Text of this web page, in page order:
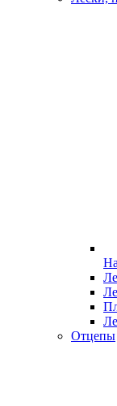
Отцепы